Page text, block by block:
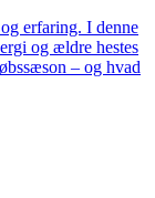
erfaring. I denne
og ældre hestes
– og hvad